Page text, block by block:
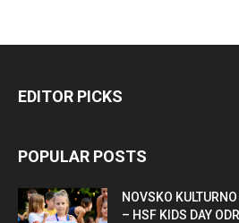
EDITOR PICKS
POPULAR POSTS
NOVSKO
– HSF KIDS DAY